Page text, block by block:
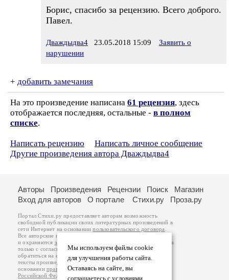
Борис, спасибо за рецензию. Всего доброго.
Павел.
Дваждыдва4 23.05.2018 15:09
Заявить о
нарушении
+ добавить замечания
На это произведение написана 61 рецензия, здесь
отображается последняя, остальные - в полном
списке.
Написать рецензию
Написать личное сообщение
Другие произведения автора Дваждыдва4
Мы используем файлы cookie
для улучшения работы сайта.
Оставаясь на сайте, вы
соглашаетесь с условиями
Авторы Произведения Рецензии Поиск
Магазин
Вход для авторов
О портале Стихи.ру Проза.ру
Портал Стихи.ру предоставляет авторам возможность
свободной публикации своих литературных произведений в
сети Интернет на основаниипользовательского договора
Все авторские права на произведения принадлежат авторам
и охраняются законом
. Перепечатка произведений возможна
только с согласия его автора, к которому вы можете
обратиться на его авторской странице. Ответственность за
тексты произведений авторы несут самостоятельно на
основанииправил публикацииизаконодательства
Российской Федерации